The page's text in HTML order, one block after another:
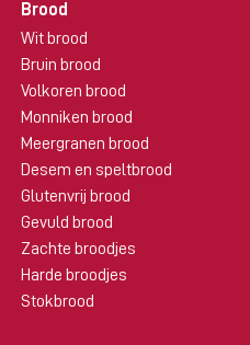
Brood
Wit brood
Bruin brood
Volkoren brood
Monniken brood
Meergranen brood
Desem en speltbrood
Glutenvrij brood
Gevuld brood
Zachte broodjes
Harde broodjes
Stokbrood